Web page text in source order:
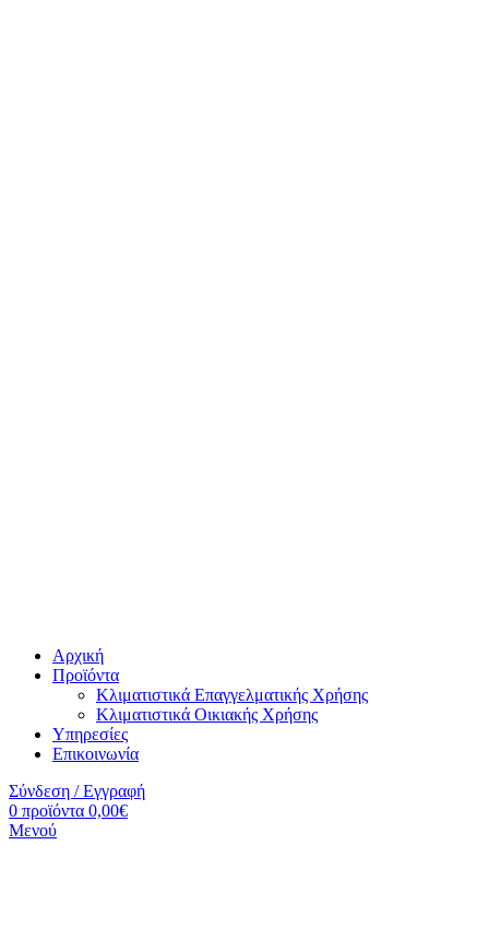
Αρχική
Προϊόντα
Κλιματιστικά Επαγγελματικής Χρήσης
Κλιματιστικά Οικιακής Χρήσης
Υπηρεσίες
Επικοινωνία
Σύνδεση / Εγγραφή
0 προϊόντα 0,00€
Μενού